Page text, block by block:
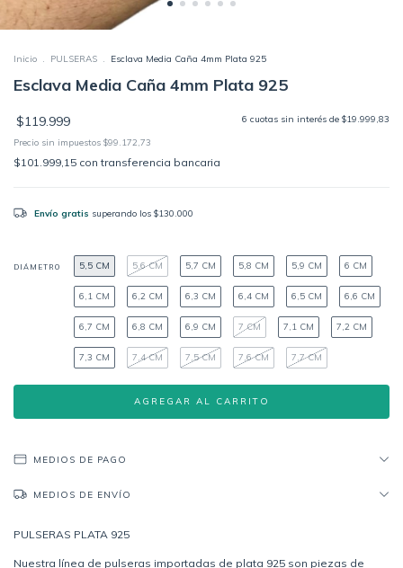
Inicio . PULSERAS . Esclava Media Caña 4mm Plata 925
Esclava Media Caña 4mm Plata 925
$119.999 6 cuotas sin interés de $19.999,83
Precio sin impuestos $99.172,73
$101.999,15 con transferencia bancaria
Envío gratis superando los $130.000
DIÁMETRO 5,5 CM 5,6 CM 5,7 CM 5,8 CM 5,9 CM 6 CM
6,1 CM 6,2 CM 6,3 CM 6,4 CM 6,5 CM 6,6 CM
6,7 CM 6,8 CM 6,9 CM 7 CM 7,1 CM 7,2 CM
7,3 CM 7,4 CM 7,5 CM 7,6 CM 7,7 CM
MEDIOS DE PAGO
MEDIOS DE ENVÍO
PULSERAS PLATA 925
Nuestra línea de pulseras importadas de plata 925 son piezas de